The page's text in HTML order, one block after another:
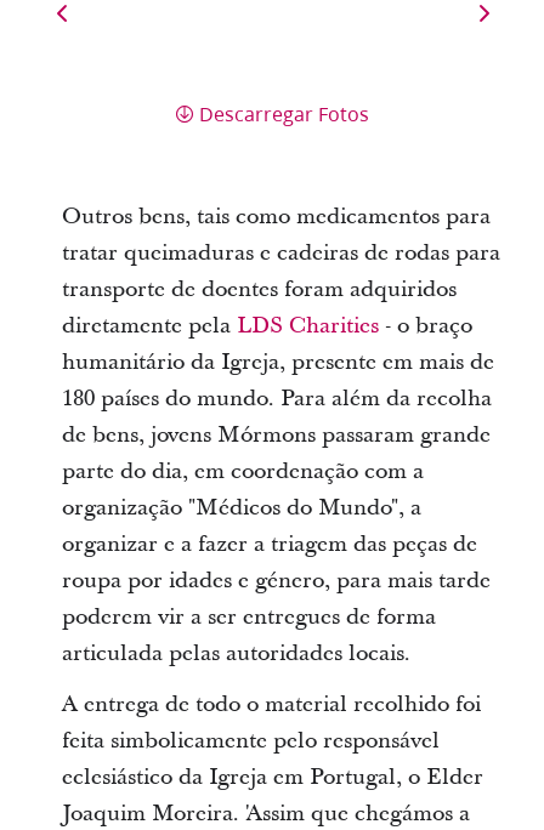
Descarregar Fotos
Outros bens, tais como medicamentos para
tratar queimaduras e cadeiras de rodas para
transporte de doentes foram adquiridos
diretamente pela LDS Charities- o braço
humanitário da Igreja, presente em mais de
180 países do mundo. Para além da recolha
de bens, jovens Mórmons passaram grande
parte do dia, em coordenação com a
organização "Médicos do Mundo", a
organizar e a fazer a triagem das peças de
roupa por idades e género, para mais tarde
poderem vir a ser entregues de forma
articulada pelas autoridades locais.
A entrega de todo o material recolhido foi
feita simbolicamente pelo responsável
eclesiástico da Igreja em Portugal, o Elder
Joaquim Moreira. 'Assim que chegámos a